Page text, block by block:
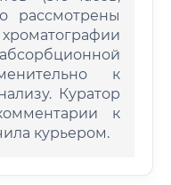
рассмотрены
к
Куратор
к
курьером.